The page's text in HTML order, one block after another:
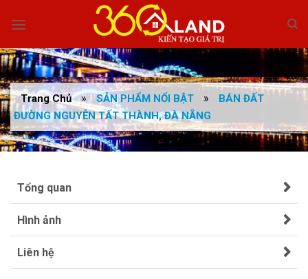
Trang Chủ » SẢN PHẨM NỔI BẬT »
BÁN ĐẤT
ĐƯỜNG NGUYỄN TẤT THÀNH, ĐÀ NẴNG
Tổng quan
Hình ảnh
Liên hệ